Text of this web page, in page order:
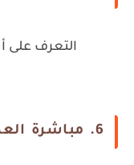
التعرف على
6. مباشرة العمل